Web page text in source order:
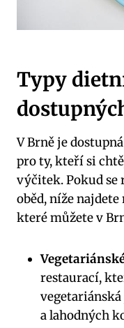
Typy
V Brně je
pro ty, kteří si
výčitek. Pokud se
oběd, níže
které můžete v
restaurací,
‍a lahodných